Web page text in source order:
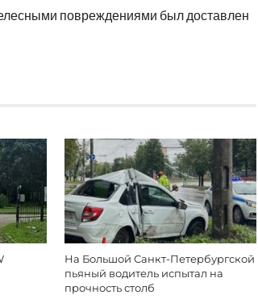
повреждениями был доставлен
На Большой Санкт-Петербургской
пьяный водитель испытал на
прочность столб